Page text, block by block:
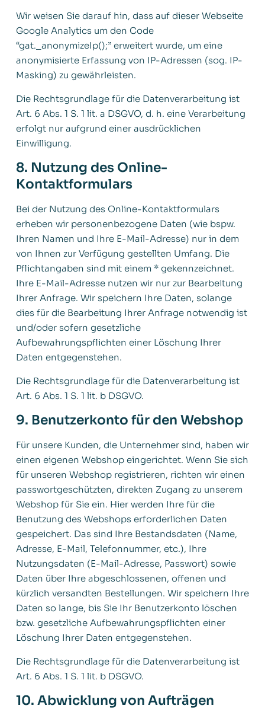
Wir weisen Sie darauf hin, dass auf dieser Webseite
Google Analytics um den Code
“gat._anonymizeIp();” erweitert wurde, um eine
anonymisierte Erfassung von IP-Adressen (sog. IP-
Masking) zu gewährleisten.
Die Rechtsgrundlage für die Datenverarbeitung ist
Art. 6 Abs. 1 S. 1 lit. a DSGVO, d. h. eine Verarbeitung
erfolgt nur aufgrund einer ausdrücklichen
Einwilligung.
8. Nutzung des Online-
Kontaktformulars
Bei der Nutzung des Online-Kontaktformulars
erheben wir personenbezogene Daten (wie bspw.
Ihren Namen und Ihre E-Mail-Adresse) nur in dem
von Ihnen zur Verfügung gestellten Umfang. Die
Pflichtangaben sind mit einem * gekennzeichnet.
Ihre E-Mail-Adresse nutzen wir nur zur Bearbeitung
Ihrer Anfrage. Wir speichern Ihre Daten, solange
dies für die Bearbeitung Ihrer Anfrage notwendig ist
und/oder sofern gesetzliche
Aufbewahrungspflichten einer Löschung Ihrer
Daten entgegenstehen.
Die Rechtsgrundlage für die Datenverarbeitung ist
Art. 6 Abs. 1 S. 1 lit. b DSGVO.
9. Benutzerkonto für den Webshop
Für unsere Kunden, die Unternehmer sind, haben wir
einen eigenen Webshop eingerichtet. Wenn Sie sich
für unseren Webshop registrieren, richten wir einen
passwortgeschützten, direkten Zugang zu unserem
Webshop für Sie ein. Hier werden Ihre für die
Benutzung des Webshops erforderlichen Daten
gespeichert. Das sind Ihre Bestandsdaten (Name,
Adresse, E-Mail, Telefonnummer, etc.), Ihre
Nutzungsdaten (E-Mail-Adresse, Passwort) sowie
Daten über Ihre abgeschlossenen, offenen und
kürzlich versandten Bestellungen. Wir speichern Ihre
Daten so lange, bis Sie Ihr Benutzerkonto löschen
bzw. gesetzliche Aufbewahrungspflichten einer
Löschung Ihrer Daten entgegenstehen.
Die Rechtsgrundlage für die Datenverarbeitung ist
Art. 6 Abs. 1 S. 1 lit. b DSGVO.
10. Abwicklung von Aufträgen